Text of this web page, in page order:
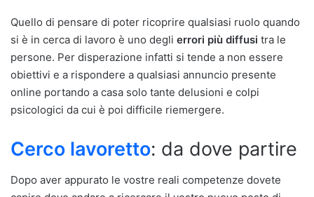
Quello di pensare di poter ricoprire qualsiasi ruolo quando
si è in cerca di lavoro è uno degli errori più diffusi tra le
persone. Per disperazione infatti si tende a non essere
obiettivi e a rispondere a qualsiasi annuncio presente
online portando a casa solo tante delusioni e colpi
psicologici da cui è poi difficile riemergere.
Cerco lavoretto: da dove partire
Dopo aver appurato le vostre reali competenze dovete